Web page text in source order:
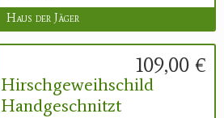
Haus der Jäger
109,00 €
Hirschgeweihschild
Handgeschnitzt